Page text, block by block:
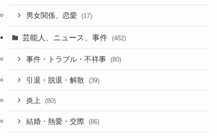
男女関係、恋愛 (17)
芸能人、ニュース、事件 (482)
事件・トラブル・不祥事 (80)
引退・脱退・解散 (39)
炎上 (80)
結婚・熱愛・交際 (86)